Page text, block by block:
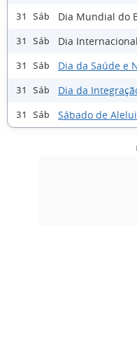
31 Sáb Dia Mundial do
31 Sáb Dia
31 Sáb Dia da Saúde e
31 Sáb Dia da
31 Sáb Sábado de